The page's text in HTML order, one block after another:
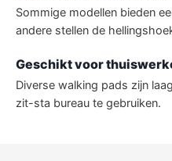
Sommige modellen bieden
andere stellen de
Geschikt voor
Diverse walking pads zijn
zit-sta bureau te gebruiken.